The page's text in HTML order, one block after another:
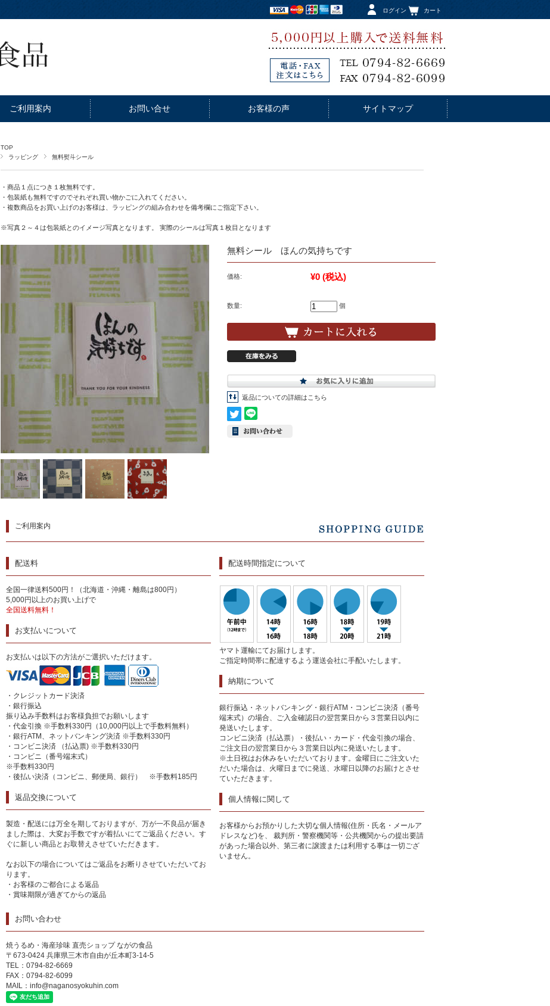
ログイン カート
ご利用案内 お問い合せ お客様の声 サイトマップ
TOP
ラッピング
無料熨斗シール
・商品１点につき１枚無料です。
・包装紙も無料ですのでそれぞれ買い物かごに入れてください。
・複数商品をお買い上げのお客様は、ラッピングの組み合わせを備考欄にご指定下さい。
※写真２～４は包装紙とのイメージ写真となります。 実際のシールは写真１枚目となります
無料シール ほんの気持ちです
価格: ¥0 (税込)
数量: 個
返品についての詳細はこちら
ご利用案内
配送料
全国一律送料500円！（北海道・沖縄・離島は800円）
5,000円以上のお買い上げで
全国送料無料！
お支払いについて
お支払いは以下の方法がご選択いただけます。
・クレジットカード決済
・銀行振込
振り込み手数料はお客様負担でお願いします
・代金引換 ※手数料330円（10,000円以上で手数料無料）
・銀行ATM、ネットバンキング決済 ※手数料330円
・コンビニ決済 （払込票) ※手数料330円
・コンビニ（番号端末式）
※手数料330円
・後払い決済（コンビニ、郵便局、銀行） ※手数料185円
返品交換について
製造・配送には万全を期しておりますが、万が一不良品が届き
ました際は、大変お手数ですが着払いにてご返品ください。す
ぐに新しい商品とお取替えさせていただきます。
なお以下の場合についてはご返品をお断りさせていただいてお
ります。
・お客様のご都合による返品
・賞味期限が過ぎてからの返品
配送時間指定について
ヤマト運輸にてお届けします。
ご指定時間帯に配達するよう運送会社に手配いたします。
納期について
銀行振込・ネットバンキング・銀行ATM・コンビニ決済（番号
端末式）の場合、ご入金確認日の翌営業日から３営業日以内に
発送いたします。
コンビニ決済（払込票）・後払い・カード・代金引換の場合、
ご注文日の翌営業日から３営業日以内に発送いたします。
※土日祝はお休みをいただいております。金曜日にご注文いた
だいた場合は、火曜日までに発送、水曜日以降のお届けとさせ
ていただきます。
個人情報に関して
お客様からお預かりした大切な個人情報(住所・氏名・メールア
ドレスなど)を、 裁判所・警察機関等・公共機関からの提出要請
があった場合以外、第三者に譲渡または利用する事は一切ござ
いません。
お問い合わせ
焼うるめ・海産珍味 直売ショップ ながの食品
〒673-0424 兵庫県三木市自由が丘本町3-14-5
TEL：0794-82-6669
FAX：0794-82-6099
MAIL： info@naganosyokuhin.com